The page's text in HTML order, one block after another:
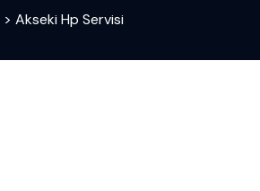
> Akseki Hp Servisi